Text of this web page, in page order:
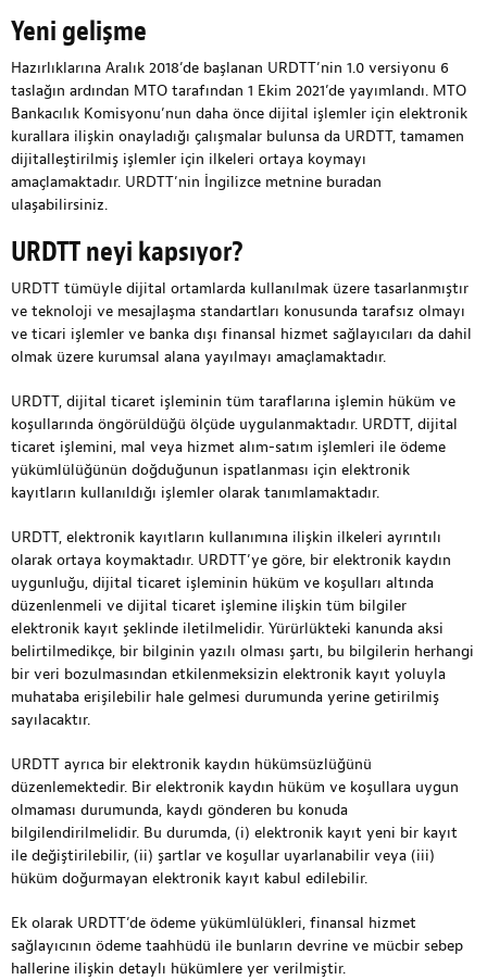
Yeni gelişme
Hazırlıklarına Aralık 2018’de başlanan URDTT’nin 1.0 versiyonu 6
taslağın ardından MTO tarafından 1 Ekim 2021’de yayımlandı. MTO
Bankacılık Komisyonu’nun daha önce dijital işlemler için elektronik
kurallara ilişkin onayladığı çalışmalar bulunsa da URDTT, tamamen
dijitalleştirilmiş işlemler için ilkeleri ortaya koymayı
amaçlamaktadır. URDTT’nin İngilizce metnine buradan
ulaşabilirsiniz.
URDTT neyi kapsıyor?
URDTT tümüyle dijital ortamlarda kullanılmak üzere tasarlanmıştır
ve teknoloji ve mesajlaşma standartları konusunda tarafsız olmayı
ve ticari işlemler ve banka dışı finansal hizmet sağlayıcıları da dahil
olmak üzere kurumsal alana yayılmayı amaçlamaktadır.
URDTT, dijital ticaret işleminin tüm taraflarına işlemin hüküm ve
koşullarında öngörüldüğü ölçüde uygulanmaktadır. URDTT, dijital
ticaret işlemini, mal veya hizmet alım-satım işlemleri ile ödeme
yükümlülüğünün doğduğunun ispatlanması için elektronik
kayıtların kullanıldığı işlemler olarak tanımlamaktadır.
URDTT, elektronik kayıtların kullanımına ilişkin ilkeleri ayrıntılı
olarak ortaya koymaktadır. URDTT’ye göre, bir elektronik kaydın
uygunluğu, dijital ticaret işleminin hüküm ve koşulları altında
düzenlenmeli ve dijital ticaret işlemine ilişkin tüm bilgiler
elektronik kayıt şeklinde iletilmelidir. Yürürlükteki kanunda aksi
belirtilmedikçe, bir bilginin yazılı olması şartı, bu bilgilerin herhangi
bir veri bozulmasından etkilenmeksizin elektronik kayıt yoluyla
muhataba erişilebilir hale gelmesi durumunda yerine getirilmiş
sayılacaktır.
URDTT ayrıca bir elektronik kaydın hükümsüzlüğünü
düzenlemektedir. Bir elektronik kaydın hüküm ve koşullara uygun
olmaması durumunda, kaydı gönderen bu konuda
bilgilendirilmelidir. Bu durumda, (i) elektronik kayıt yeni bir kayıt
ile değiştirilebilir, (ii) şartlar ve koşullar uyarlanabilir veya (iii)
hüküm doğurmayan elektronik kayıt kabul edilebilir.
Ek olarak URDTT’de ödeme yükümlülükleri, finansal hizmet
sağlayıcının ödeme taahhüdü ile bunların devrine ve mücbir sebep
hallerine ilişkin detaylı hükümlere yer verilmiştir.